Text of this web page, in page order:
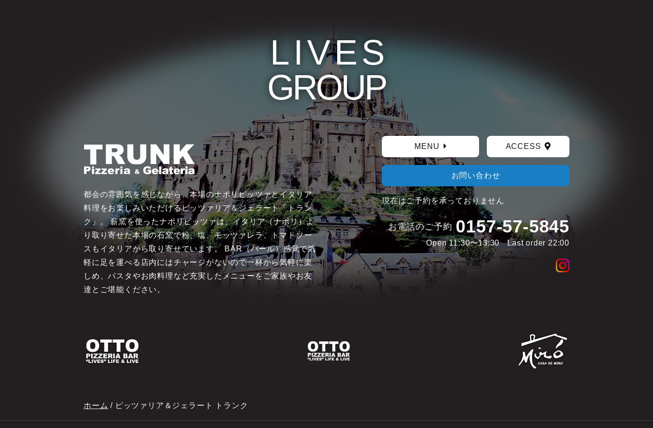
LIVES
GROUP
都会の雰囲気を感じながら、本場のナポリピッツァとイタリア
料理をお楽しみいただけるピッツァリア＆ジェラート「トラン
ク」。 薪窯を使ったナポリピッツァは、イタリア（ナポリ）よ
り取り寄せた本場の石窯で粉、塩、モッツァレラ、トマトソー
スもイタリアから取り寄せています。 BAR（バール）感覚で気
軽に足を運べる店内にはチャージがないので一杯から気軽に楽
しめ、パスタやお肉料理など充実したメニューをご家族やお友
達とご堪能ください。
MENU ACCESS
お問い合わせ
現在はご予約を承っておりません
お電話のご予約 0157-57-5845
Open 11:30〜13:30 Last order 22:00
ホーム / ピッツァリア＆ジェラート トランク